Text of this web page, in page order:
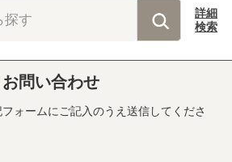
探す
詳細
検索
お問い合わせ
ォームにご記入のうえ送信してくださ